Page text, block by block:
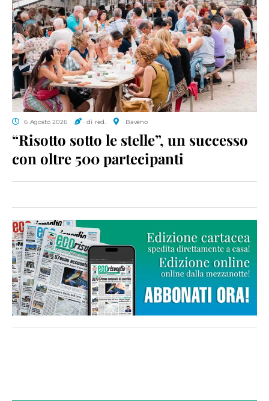
6 Agosto 2026 di red. Baveno
“Risotto sotto le stelle”, un successo
con oltre 500 partecipanti